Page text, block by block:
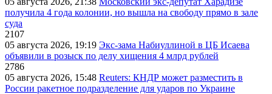
получила 4 года колонии, но вышла на свободу прямо в зале
суда
2107
05 августа 2026, 19:19 Экс-зама Набиуллиной в ЦБ Исаева
объявили в розыск по делу хищения 4 млрд рублей
2786
05 августа 2026, 15:48 Reuters: КНДР может разместить в
России ракетное подразделение для ударов по Украине